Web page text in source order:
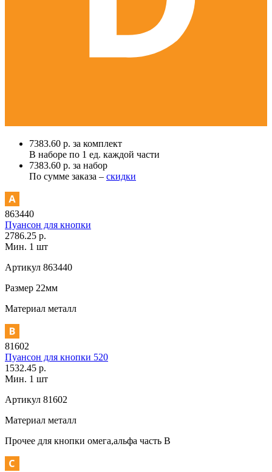
7383.60 р. за комплект
В наборе по 1 ед. каждой части
7383.60 р. за набор
По сумме заказа – скидки
863440
Пуансон для кнопки
2786.25 р.
Мин. 1 шт
Артикул 863440
Размер 22мм
Материал металл
81602
Пуансон для кнопки 520
1532.45 р.
Мин. 1 шт
Артикул 81602
Материал металл
Прочее для кнопки омега,альфа часть В